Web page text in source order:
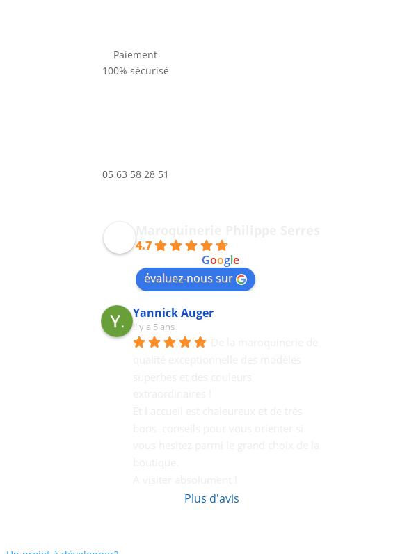
Paiement
100% sécurisé
05 63 58 28 51
Maroquinerie Philippe Serres
4.7
Google
évaluez-nous sur
Yannick Auger
il y a 5 ans
Plus d'avis